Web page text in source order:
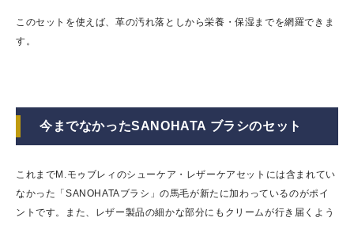
このセットを使えば、革の汚れ落としから栄養・保湿までを網羅できま
す。
今までなかったSANOHATA ブラシのセット
これまでM.モゥブレィのシューケア・レザーケアセットには含まれてい
なかった「SANOHATAブラシ」の馬毛が新たに加わっているのがポイ
ントです。また、レザー製品の細かな部分にもクリームが行き届くよう